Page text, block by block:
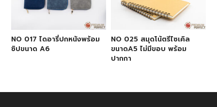
NO 017 ไดอารี่ปกหนังพร้อม
ซิปขนาด A6
NO 025 สมุดโน้ตรีไซเคิล
ขนาดA5 ไม่มีขอบ พร้อม
ปากกา